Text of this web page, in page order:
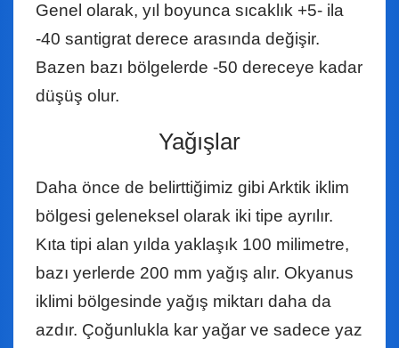
Genel olarak, yıl boyunca sıcaklık +5- ila
-40 santigrat derece arasında değişir.
Bazen bazı bölgelerde -50 dereceye kadar
düşüş olur.
Yağışlar
Daha önce de belirttiğimiz gibi Arktik iklim
bölgesi geleneksel olarak iki tipe ayrılır.
Kıta tipi alan yılda yaklaşık 100 milimetre,
bazı yerlerde 200 mm yağış alır. Okyanus
iklimi bölgesinde yağış miktarı daha da
azdır. Çoğunlukla kar yağar ve sadece yaz